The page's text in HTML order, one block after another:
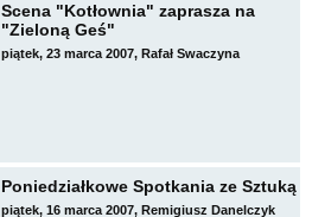
Scena "Kotłownia" zaprasza na
"Zieloną Geś"
piątek, 23 marca 2007, Rafał Swaczyna
Poniedziałkowe Spotkania ze Sztuką
piątek, 16 marca 2007, Remigiusz Danelczyk